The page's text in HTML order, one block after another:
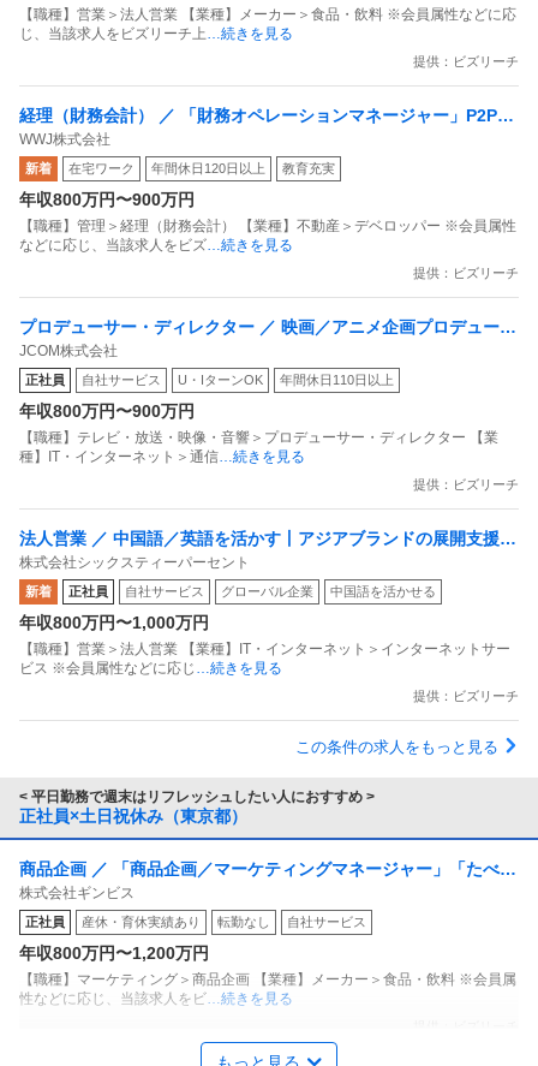
【職種】営業＞法人営業 【業種】メーカー＞食品・飲料 ※会員属性などに応
じ、当該求人をビズリーチ上…続きを見る
提供：ビズリーチ
経理（財務会計） ／ 「財務オペレーションマネージャー」P2P・
Q2Cプロセスの改善・DX推進 ／ WeWork
WWJ株式会社
新着 在宅ワーク 年間休日120日以上 教育充実
年収800万円〜900万円
【職種】管理＞経理（財務会計） 【業種】不動産＞デベロッパー ※会員属性
などに応じ、当該求人をビズ…続きを見る
提供：ビズリーチ
プロデューサー・ディレクター ／ 映画／アニメ企画プロデューサ
ー(プロデューサー補)／アシスタントマネージャー～メンバー（東
京）
JCOM株式会社
正社員 自社サービス U・IターンOK 年間休日110日以上
年収800万円〜900万円
【職種】テレビ・放送・映像・音響＞プロデューサー・ディレクター 【業
種】IT・インターネット＞通信…続きを見る
提供：ビズリーチ
法人営業 ／ 中国語／英語を活かす丨アジアブランドの展開支援事
業立ち上げ！セールスを担うリードメンバー募集
株式会社シックスティーパーセント
新着 正社員 自社サービス グローバル企業 中国語を活かせる
年収800万円〜1,000万円
【職種】営業＞法人営業 【業種】IT・インターネット＞インターネットサー
ビス ※会員属性などに応じ …続きを見る
提供：ビズリーチ
この条件の求人をもっと見る
< 平日勤務で週末はリフレッシュしたい人におすすめ >
正社員×土日祝休み（東京都）
商品企画 ／ 「商品企画／マーケティングマネージャー」「たべっ
子どうぶつ」でお馴染みのお菓子メーカー ギンビス「「しみチョ
ココーン」「アスパラガス」などのロングセラー商品を製造／土
日祝休み／転勤なし／勤務地日本橋」（株式会社ギンビス）
株式会社ギンビス
正社員 産休・育休実績あり 転勤なし 自社サービス
年収800万円〜1,200万円
【職種】マーケティング＞商品企画 【業種】メーカー＞食品・飲料 ※会員属
性などに応じ、当該求人をビ…続きを見る